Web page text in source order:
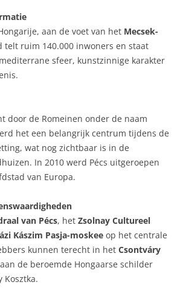
aan de voet van het Mecsek-
telt ruim 140.000 inwoners en staat
sfeer, kunstzinnige karakter
door de Romeinen onder de naam
het een belangrijk centrum tijdens de
wat nog zichtbaar is in de
In 2010 werd Pécs uitgeroepen
van Europa.
van Pécs, het Zsolnay Cultureel
Kászim Pasja-moskee op het centrale
kunnen terecht in het Csontváry
de beroemde Hongaarse schilder
Kosztka.